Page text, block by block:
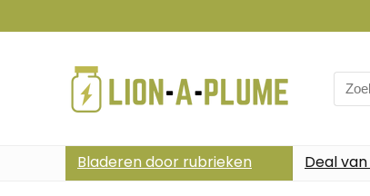
Search
for:
Bladeren door rubrieken Deal